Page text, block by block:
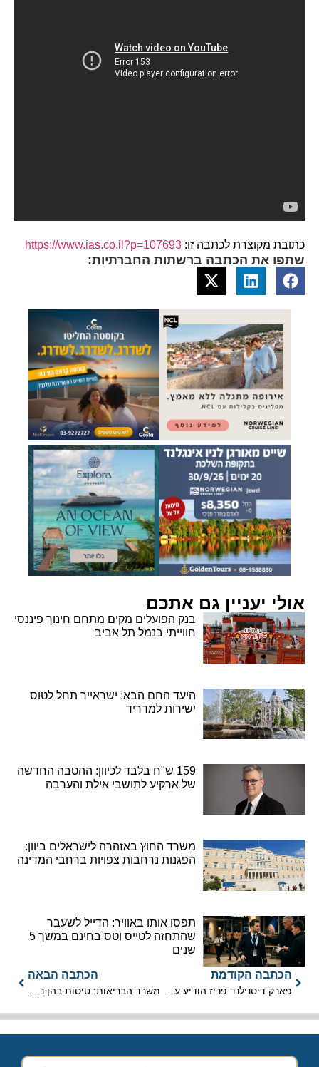
כתובת מקוצרת לכתבה זו: https://www.ias.co.il?p=107693
שתפו את הכתבה ברשתות החברתיות:
אולי יעניין גם אתכם
בנק הפועלים מקים מתחם חינוך פיננסי
חווייתי בנמל תל אביב
היעד החם הבא: ישראייר תחל לטוס
ישירות למדריד
159 ש"ח בלבד לכיוון: ההטבה החדשה
של ארקיע לתושבי אילת והערבה
משרד החוץ באזהרה לישראלים ביוון:
הפגנות נרחבות צפויות ברחבי המדינה
תפסו אותו באוויר: הדייל לשעבר
שהתחזה לטייס וטס בחינם במשך 5
שנים
הכתבה הקודמת
פארק דיסנילנד פריז הודיע על פתיחה מחודשת ב-15 ביולי 2020
הכתבה הבאה
משרד הבריאות: טיסות בהן נמצאו חולי קורונה